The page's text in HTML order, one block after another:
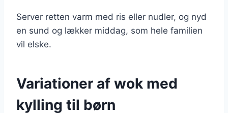
Server retten varm med ris eller nudler, og nyd
en sund og lækker middag, som hele familien
vil elske.
Variationer af wok med
kylling til børn